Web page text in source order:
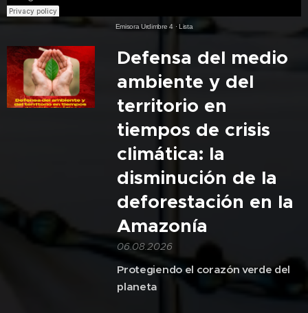
Emisora Urdimbre 4·Lista
Defensa del medio
ambiente y del
territorio en
tiempos de crisis
climática: la
disminución de la
deforestación en la
Amazonía
06.08.2026
Protegiendo el corazón verde del
planeta